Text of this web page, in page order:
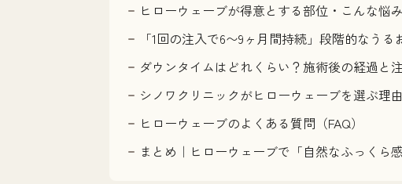
ヒローウェーブが得意とする部位・こんな悩
「1回の注入で6〜9ヶ月間持続」段階的なうる
ダウンタイムはどれくらい？施術後の経過と
シノワクリニックがヒローウェーブを選ぶ理由
ヒローウェーブのよくある質問（FAQ）
まとめ｜ヒローウェーブで「自然なふっくら